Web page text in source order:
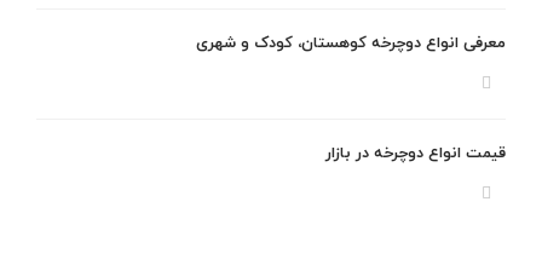
معرفی انواع دوچرخه کوهستان، کودک و شهری
قیمت انواع دوچرخه در بازار